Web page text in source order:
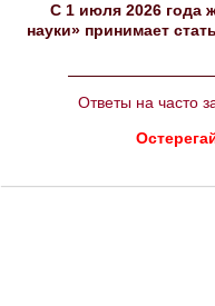
C 1 июля 2026 года
науки» принимает
Ответы на часто